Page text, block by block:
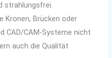
strahlungsfrei.
Kronen, Brücken oder
CAD/CAM-Systeme nicht
auch die Qualität